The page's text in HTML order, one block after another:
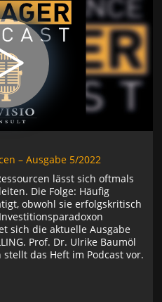
– Ausgabe 5/2022
lässt sich oftmals
Die Folge: Häufig
obwohl sie erfolgskritisch
sich die aktuelle Ausgabe
Prof. Dr. Ulrike Baumöl
das Heft im Podcast vor.